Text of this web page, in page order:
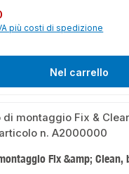
più costi di spedizione
Nel carrello
Fix &amp; Clean,